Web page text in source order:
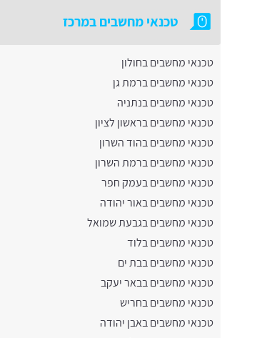
טכנאי מחשבים במרכז
טכנאי מחשבים בחולון
טכנאי מחשבים ברמת גן
טכנאי מחשבים בנתניה
טכנאי מחשבים בראשון לציון
טכנאי מחשבים בהוד השרון
טכנאי מחשבים ברמת השרון
טכנאי מחשבים בעמק חפר
טכנאי מחשבים באור יהודה
טכנאי מחשבים בגבעת שמואל
טכנאי מחשבים בלוד
טכנאי מחשבים בבת ים
טכנאי מחשבים בבאר יעקב
טכנאי מחשבים בחריש
טכנאי מחשבים באבן יהודה